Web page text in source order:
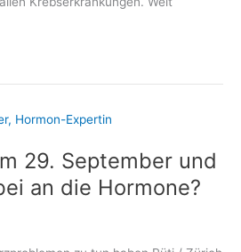
29. September und
an die Hormone?